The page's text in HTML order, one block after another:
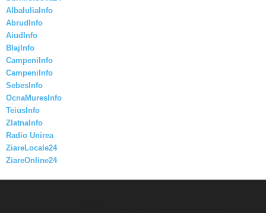
AlbaIuliaInfo
AbrudInfo
AiudInfo
BlajInfo
CampeniInfo
CampeniInfo
SebesInfo
OcnaMuresInfo
TeiusInfo
ZlatnaInfo
Radio Unirea
ZiareLocale24
ZiareOnline24